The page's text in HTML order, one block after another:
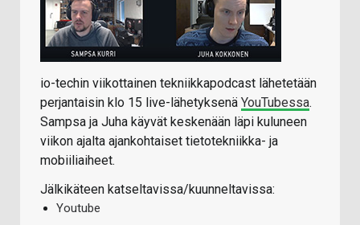
io-techin viikottainen tekniikkapodcast lähetetään
perjantaisin klo 15 live-lähetyksenä YouTubessa.
Sampsa ja Juha käyvät keskenään läpi kuluneen
viikon ajalta ajankohtaiset tietotekniikka- ja
mobiiliaiheet.
Jälkikäteen katseltavissa/kuunneltavissa:
Youtube